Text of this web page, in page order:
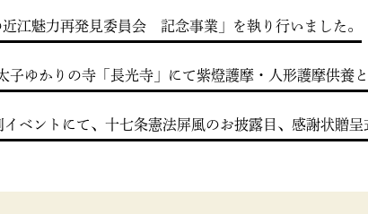
江魅力再発見委員会 記念事業」を執り行いました。
子ゆかりの寺「長光寺」にて紫燈護摩・人形護摩供養
ベントにて、十七条憲法屏風のお披露目、感謝状贈呈